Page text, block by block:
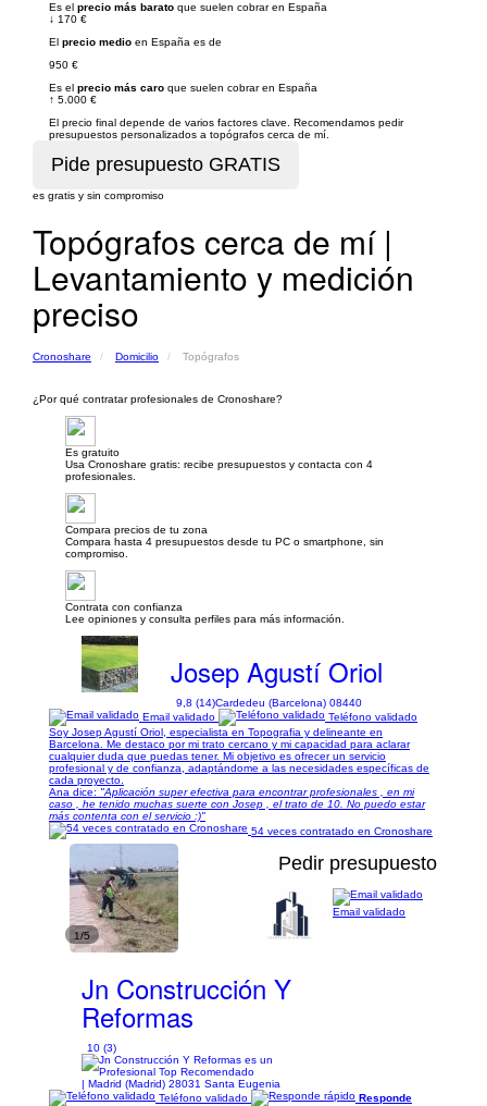
Es el precio más barato que suelen cobrar en España
↓ 170 €
El precio medio en España es de
950 €
Es el precio más caro que suelen cobrar en España
↑ 5.000 €
El precio final depende de varios factores clave. Recomendamos pedir
presupuestos personalizados a topógrafos cerca de mí.
es gratis y sin compromiso
Topógrafos cerca de mí |
Levantamiento y medición
preciso
Cronoshare Domicilio Topógrafos
¿Por qué contratar profesionales de Cronoshare?
Es gratuito
Usa Cronoshare gratis: recibe presupuestos y contacta con 4
profesionales.
Compara precios de tu zona
Compara hasta 4 presupuestos desde tu PC o smartphone, sin
compromiso.
Contrata con confianza
Lee opiniones y consulta perfiles para más información.
Josep Agustí Oriol
9,8 (14)Cardedeu (Barcelona) 08440
Email validado
Teléfono validado
Soy Josep Agustí Oriol, especialista en Topografia y delineante en
Barcelona. Me destaco por mi trato cercano y mi capacidad para aclarar
cualquier duda que puedas tener. Mi objetivo es ofrecer un servicio
profesional y de confianza, adaptándome a las necesidades específicas de
cada proyecto.
Ana dice: "Aplicación super efectiva para encontrar profesionales , en mi
caso , he tenido muchas suerte con Josep , el trato de 10. No puedo estar
más contenta con el servicio :)"
54 veces contratado en Cronoshare
1/5
Pedir presupuesto
Jn Construcción Y
Reformas
10 (3)
| Madrid (Madrid) 28031 Santa Eugenia
Email validado
Teléfono validado
Responde